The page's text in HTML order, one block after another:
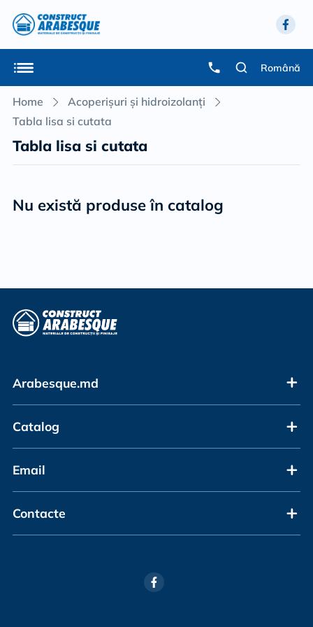
Română
Home
Acoperișuri și hidroizolanți
Tabla lisa si cutata
Tabla lisa si cutata
Nu există produse în catalog
Arabesque.md
Catalog
Email
Contacte